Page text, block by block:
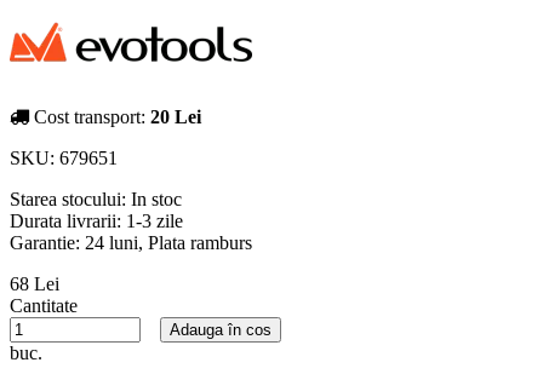
Cost transport: 20 Lei
SKU: 679651
Starea stocului: In stoc
Durata livrarii: 1-3 zile
Garantie: 24 luni, Plata ramburs
68 Lei
Cantitate
buc.
Adauga în cos